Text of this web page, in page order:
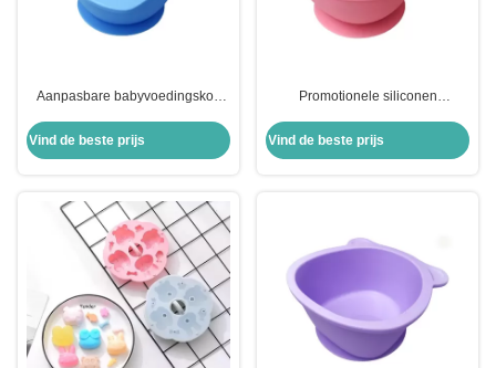
Aanpasbare babyvoedingskop
Verbeterde superzuigbasis
Vind de beste prijs
Promotionele siliconen
Vind de beste prijs